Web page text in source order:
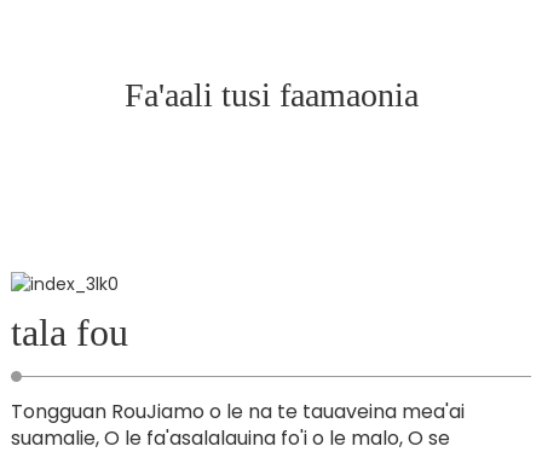
Fa'aali tusi faamaonia
tala fou
Tongguan RouJiamo o le na te tauaveina mea'ai
suamalie, O le fa'asalalauina fo'i o le malo, O se